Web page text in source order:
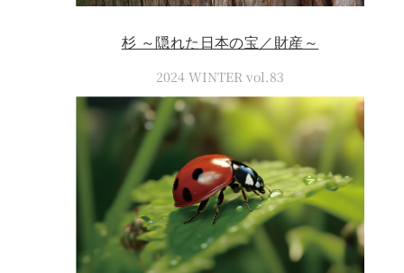
杉 ～隠れた日本の宝／財産～
2024 WINTER vol.83